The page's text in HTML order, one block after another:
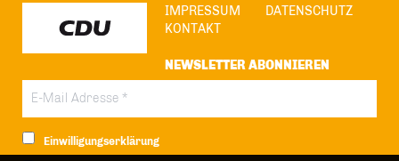
IMPRESSUM
DATENSCHUTZ
KONTAKT
NEWSLETTER ABONNIEREN
Einwilligungserklärung